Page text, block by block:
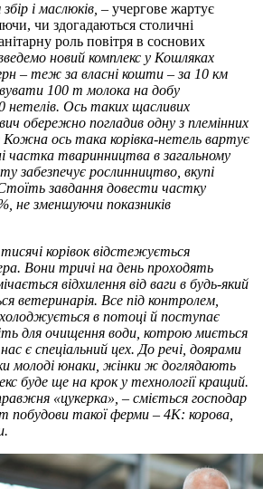
і маслюків, – учергове жартує
чи здогадаються столичні
роль повітря в соснових
новий комплекс у Кошляках
– теж за власні кошти – за 10 км
100 т молока на добу
нетелів. Ось таких щасливих
обережно погладив одну з племінних
ось така корівка-нетель вартує
частка тваринництва в загальному
забезпечує рослинництво, вкупі
завдання довести частку
не зменшуючи показників
корівок відстежується
Вони тричі на день проходять
відхилення від ваги в будь-який
ветеринарія. Все під контролем,
в потоці й поступає
для очищення води, котрою миється
є спеціальний цех. До речі, доярами
молоді юнаки, жінки ж доглядають
буде ще на крок у технології кращий.
«цукерка», – сміється господар
побудови такої ферми – 4К: корова,